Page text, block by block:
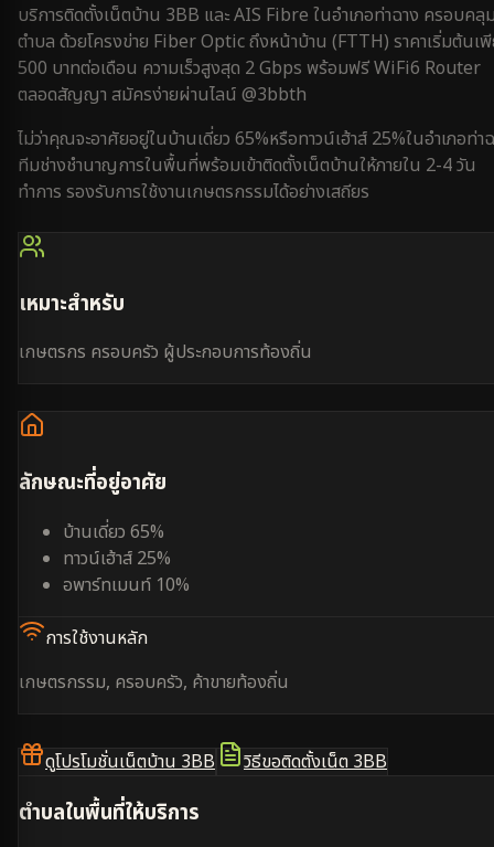
บริการติดตั้งเน็ตบ้าน 3BB และ AIS Fibre ในอำเภอท่าฉาง ครอบคลุ
ตำบล ด้วยโครงข่าย Fiber Optic ถึงหน้าบ้าน (FTTH) ราคาเริ่มต้นเ
500 บาทต่อเดือน ความเร็วสูงสุด 2 Gbps พร้อมฟรี WiFi6 Router
ตลอดสัญญา สมัครง่ายผ่านไลน์ @3bbth
ไม่ว่าคุณจะอาศัยอยู่ในบ้านเดี่ยว 65%หรือทาวน์เฮ้าส์ 25%ในอำเภอท่า
ทีมช่างชำนาญการในพื้นที่พร้อมเข้าติดตั้งเน็ตบ้านให้ภายใน 2-4 วัน
ทำการ รองรับการใช้งานเกษตรกรรมได้อย่างเสถียร
เหมาะสำหรับ
เกษตรกร ครอบครัว ผู้ประกอบการท้องถิ่น
ลักษณะที่อยู่อาศัย
บ้านเดี่ยว 65%
ทาวน์เฮ้าส์ 25%
อพาร์ทเมนท์ 10%
การใช้งานหลัก
เกษตรกรรม, ครอบครัว, ค้าขายท้องถิ่น
ดูโปรโมชั่นเน็ตบ้าน 3BB วิธีขอติดตั้งเน็ต 3BB
ตำบลในพื้นที่ให้บริการ